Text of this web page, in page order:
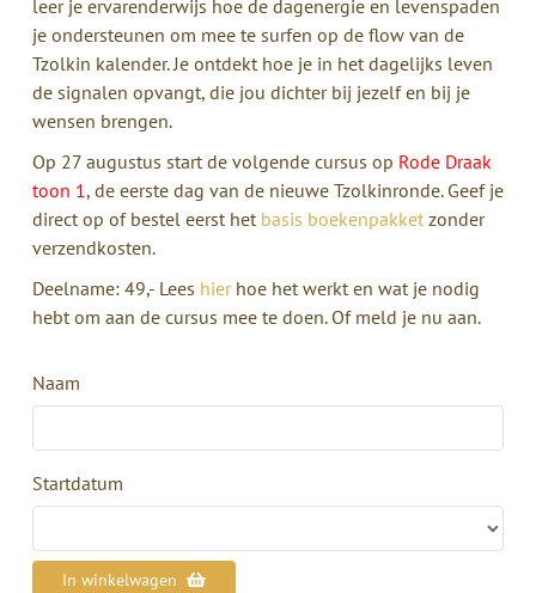
leer je ervarenderwijs hoe de dagenergie en levenspaden
je ondersteunen om mee te surfen op de flow van de
Tzolkin kalender. Je ontdekt hoe je in het dagelijks leven
de signalen opvangt, die jou dichter bij jezelf en bij je
wensen brengen.
Op 27 augustus start de volgende cursus op Rode Draak
toon 1 , de eerste dag van de nieuwe Tzolkinronde. Geef je
direct op of bestel eerst het basis boekenpakketzonder
verzendkosten.
Deelname: 49,- Lees hierhoe het werkt en wat je nodig
hebt om aan de cursus mee te doen. Of meld je nu aan.
Naam
Startdatum
In winkelwagen